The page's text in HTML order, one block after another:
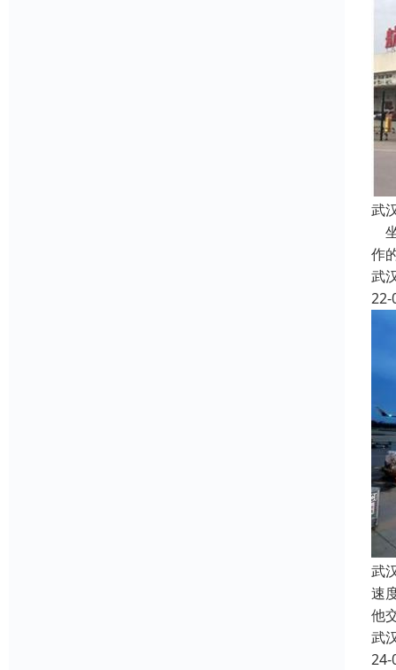
武
作
武
22-
武
速
他
武
24-